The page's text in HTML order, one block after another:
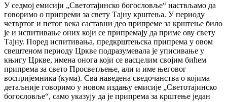
У седмој емисији „Светотајинско богословље“ наствљамо да
говоримо о припреми за свету Тајну крштења. У периоду
четвртог и петог века саставни део припреме за крштење било
је и испитивање оних који се припремају да приме ову свету
Тајну. Поред испитивања, предкрштењска припрема у овом
свештеном периоду Цркве подразумевала је уписивање у
књигу Цркве, имена онога који се васцелим својим бићем
припрема за свето Просветљење, али и име његовог
воспријемника (кума). Сва наведена сведочанства о којима
детаљније говоримо у новом издању емисије „Светотајинско
богословље“, само указују да је припрема за крштење један